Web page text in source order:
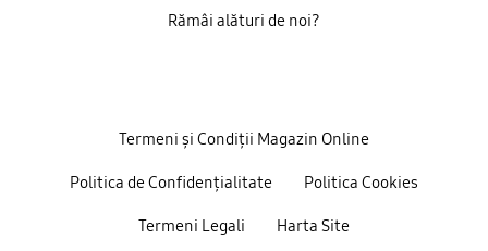
Termeni și Condiții Magazin Online
Politica de Confidențialitate Politica Cookies
Termeni Legali Harta Site
Rămâi alături de noi?